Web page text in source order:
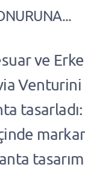
ve
Venturini